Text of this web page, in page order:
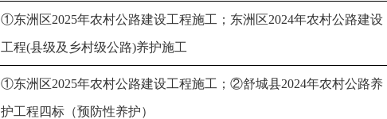
①东洲区2025年农村公路建设工程施工；东洲区2024年农村公路建设
工程(县级及乡村级公路)养护施工
①东洲区2025年农村公路建设工程施工；②舒城县2024年农村公路养
护工程四标（预防性养护）